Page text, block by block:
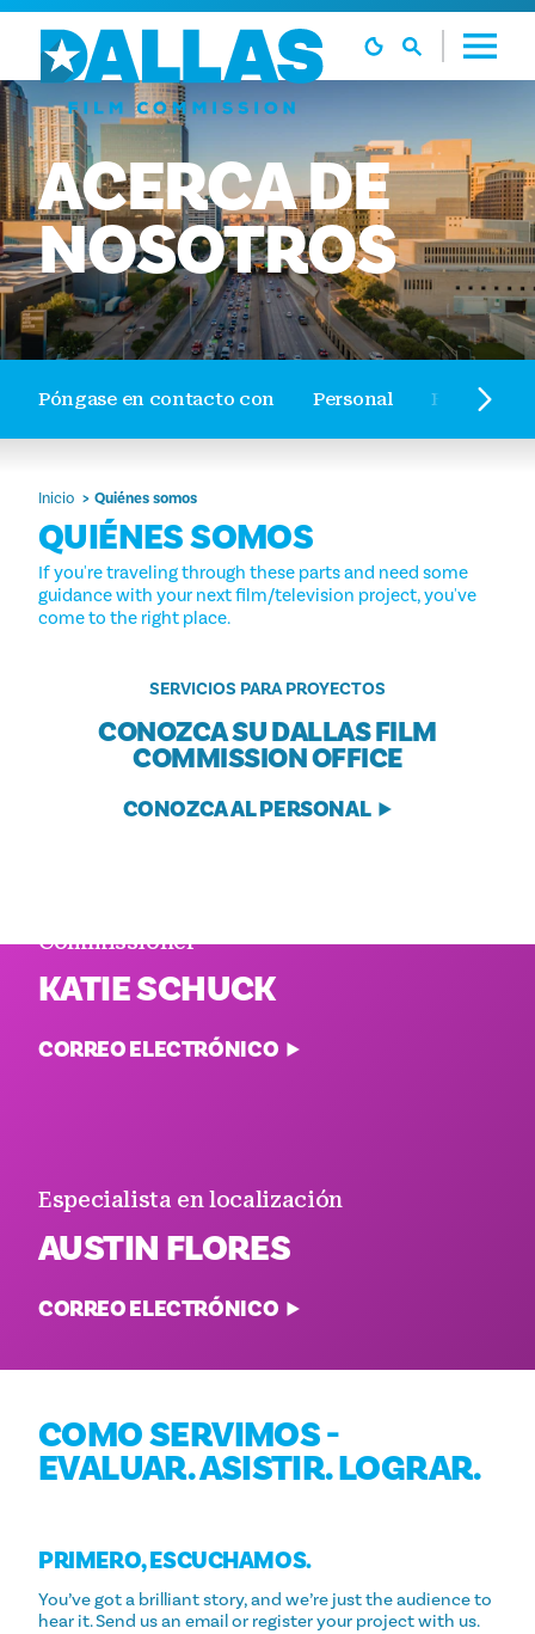
Ir al contenido
ACERCA DE
NOSOTROS
Póngase en contacto con Personal Filmografía
Inicio Quiénes somos
QUIÉNES SOMOS
If you're traveling through these parts and need some
guidance with your next film/television project, you've
come to the right place.
SERVICIOS PARA PROYECTOS
CONOZCA SU DALLAS FILM
COMMISSION OFFICE
CONOZCA AL PERSONAL
Commissioner
KATIE SCHUCK
CORREO ELECTRÓNICO
Especialista en localización
AUSTIN FLORES
CORREO ELECTRÓNICO
COMO SERVIMOS -
EVALUAR. ASISTIR. LOGRAR.
PRIMERO, ESCUCHAMOS.
You’ve got a brilliant story, and we’re just the audience to
hear it. Send us an email or register your project with us.